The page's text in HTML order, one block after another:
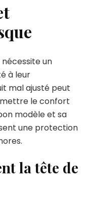
un
à leur
mal ajusté peut
le confort
modèle et sa
une protection
la tête de